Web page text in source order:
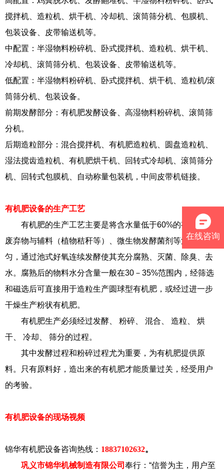
搅拌机、造粒机、烘干机、冷却机、滚筒筛分机、包膜机、
包装设备、皮带输送机等。
中配置：半湿物料粉碎机、卧式搅拌机、造粒机、烘干机、
冷却机、滚筒筛分机、包装设备、皮带输送机等。
低配置：半湿物料粉碎机、卧式搅拌机、烘干机、造粒机/滚
筒筛分机、包装设备。
前期发酵部分：有机肥发酵设备、高湿物料粉碎机、滚筒筛
分机。
后期造粒部分：混合搅拌机、有机肥造粒机、圆盘造粒机、
湿法搅齿造粒机、有机肥烘干机、回转式冷却机、滚筒筛分
机、回转式包膜机、自动称量包装机，中间皮带机链接。
有机肥设备的生产工艺
有机肥的生产工艺主要是将含水量低于60%的有机固体
废弃物与辅料（植物秸秆等）、微生物发酵菌剂等混合匀
匀，通过池式好氧连续发酵使其充分腐熟、灭菌、除臭、去
水。腐熟后的物料水分含量一般在30－35%范围内，经筛选
和磁选后可直接用于造粒生产圆球型有机肥，或经过进一步
干燥生产粉状有机肥。
有机肥生产必须经过发酵、 粉碎、 混合、 造粒、 烘
干、 冷却、 筛分的过程。
其中发酵过程和粉碎过程尤为重要，为有机肥提供原
料。只有原料好，造出来的有机肥才能质量过关，经受用户
的考验。
有机肥设备的现场视频
锦华有机肥设备咨询热线： 18837102632。
巩义市锦华机械制造有限公司 奉行：“信誉为主，用户至
在线咨询